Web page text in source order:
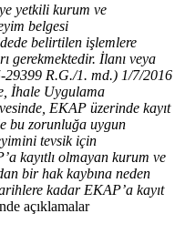
yetkili kurum ve
belgesi
belirtilen işlemlere
gerekmektedir. İlanı veya
R.G./1. md.) 1/7/2016
İhale Uygulama
EKAP üzerinde kayıt
bu zorunluğa uygun
tevsik için
kayıtlı olmayan kurum ve
bir hak kaybına neden
kadar EKAP’a kayıt
açıklamalar